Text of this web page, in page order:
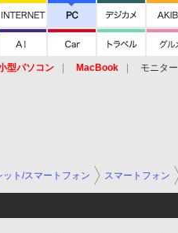
型パソコン MacBook モニター
ト/スマートフォン スマートフォン